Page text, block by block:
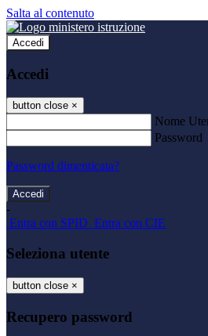
Salta al contenuto
Accedi
Accedi
button close ×
Nome
Password
Password dimenticata?
-
Entra con SPID Entra con CIE
Seleziona utente
button close ×
Recupero password